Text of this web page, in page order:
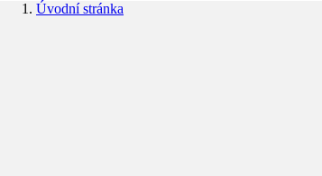
Úvodní stránka